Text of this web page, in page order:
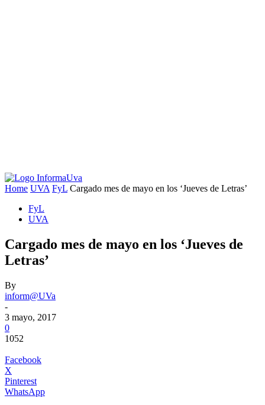
Home UVA FyL Cargado mes de mayo en los ‘Jueves de Letras’
FyL
UVA
Cargado mes de mayo en los ‘Jueves de
Letras’
By
inform@UVa
-
3 mayo, 2017
0
1052
Facebook
X
Pinterest
WhatsApp